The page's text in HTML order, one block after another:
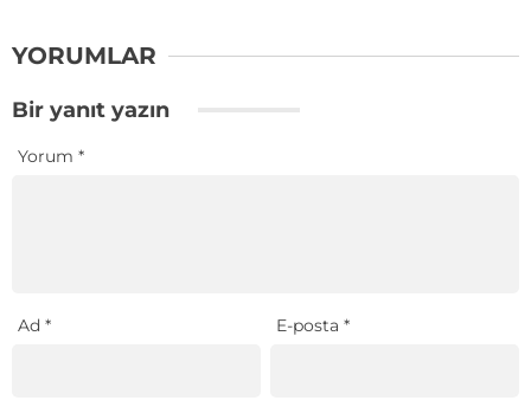
YORUMLAR
Bir yanıt yazın
Yorum *
Ad * E-posta*